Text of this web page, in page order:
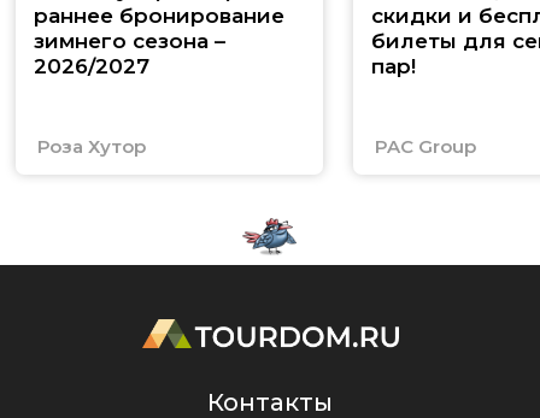
раннее бронирование
зимнего сезона –
2026/2027
Роза Хутор
скидки и
билеты для
пар!
PAC Group
Контакты